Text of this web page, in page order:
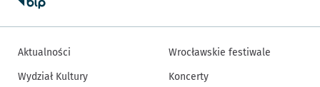
Aktualności
Wydział Kultury
Wrocławskie festiwale
Koncerty